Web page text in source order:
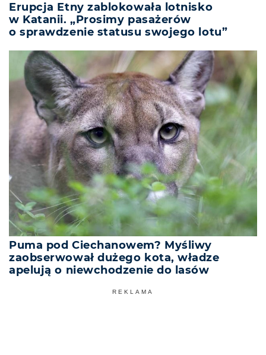
Erupcja Etny zablokowała lotnisko
w Katanii. „Prosimy pasażerów
o sprawdzenie statusu swojego lotu”
Puma pod Ciechanowem? Myśliwy
zaobserwował dużego kota, władze
apelują o niewchodzenie do lasów
REKLAMA